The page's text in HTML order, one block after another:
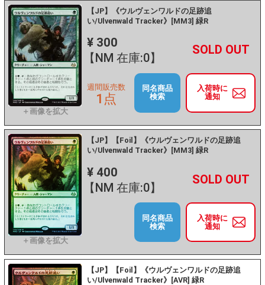
【JP】《ウルヴェンワルドの足跡追
い/Ulvenwald Tracker》[MM3] 緑R
¥ 300
【NM 在庫:0】
－ +
入荷時に
通知
週間販売数
1点
同名商品
検索
【JP】【Foil】《ウルヴェンワルドの足跡追
い/Ulvenwald Tracker》[MM3] 緑R
¥ 400
【NM 在庫:0】
－ +
入荷時に
通知
同名商品
検索
【JP】【Foil】《ウルヴェンワルドの足跡追
い/Ulvenwald Tracker》[AVR] 緑R